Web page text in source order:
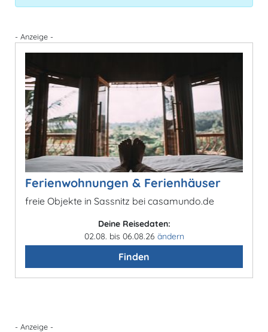
- Anzeige -
Ferienwohnungen & Ferienhäuser
freie Objekte in Sassnitz bei casamundo.de
Deine Reisedaten:
02.08. bis 06.08.26 ändern
Finden
- Anzeige -